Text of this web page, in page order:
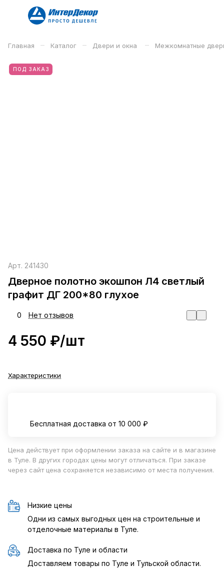
Главная – Каталог – Двери и окна – Межкомнатные
ПОД ЗАКАЗ
Арт. 241430
Дверное полотно экошпон Л4 светлый
графит ДГ 200*80 глухое
0 Нет отзывов
4 550 ₽/шт
Характеристики
Бесплатная доставка от 10 000 ₽
Цена действует при оформлении заказа на сайте и в магазине
в Туле. В других городах цены могут отличаться. При заказе
через сайт цена сохраняется независимо от места получения.
Низкие цены
Одни из самых выгодных цен на строительные и
отделочные материалы в Туле.
Доставка по Туле и области
Доставляем товары по Туле и Тульской области.